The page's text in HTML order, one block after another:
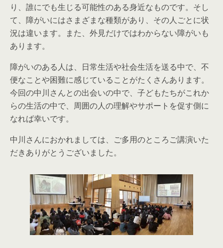
り、誰にでも生じる可能性のある身近なものです。そし
て、障がいにはさまざまな種類があり、その人ごとに状
況は違います。また、外見だけではわからない障がいも
あります。
障がいのある人は、日常生活や社会生活を送る中で、不
便なことや困難に感じていることがたくさんあります。
今回の中川さんとの出会いの中で、子どもたちがこれか
らの生活の中で、周囲の人の理解やサポートを促す側に
なれば幸いです。
中川さんにおかれましては、ご多用のところご講演いた
だきありがとうございました。